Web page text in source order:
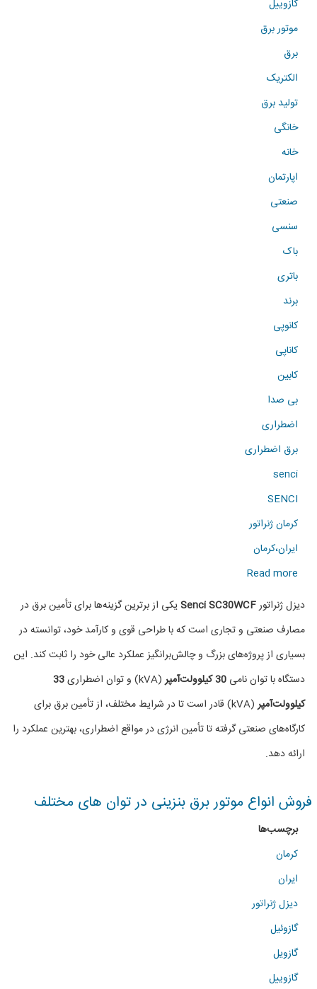
گازوییل
موتور برق
برق
الکتریک
تولید برق
خانگی
خانه
اپارتمان
صنعتی
سنسی
باک
باتری
برند
کانوپی
کاناپی
کابین
بی صدا
اضطراری
برق اضطراری
senci
SENCI
کرمان ژنراتور
ایران،کرمان
Read more
about
دیزل
ژنراتور
Senci
مدل
SC30WCF
با
دیزل ژنراتورSenci SC30WCFیکی از برترین گزینه‌ها برای تأمین برق در
مصارف صنعتی و تجاری است که با طراحی قوی و کارآمد خود، توانسته در
بسیاری از پروژه‌های بزرگ و چالش‌برانگیز عملکرد عالی خود را ثابت کند. این
دستگاه با توان نامی 30 کیلوولت‌آمپر (kVA) و توان اضطراری
33
کیلوولت‌آمپر
(kVA) قادر است تا در شرایط مختلف، از تأمین برق برای
کارگاه‌های صنعتی گرفته تا تأمین انرژی در مواقع اضطراری، بهترین عملکرد را
ارائه دهد.
فروش انواع موتور برق بنزینی در توان های مختلف
برچسب‌ها
کرمان
ایران
دیزل ژنراتور
گازوئیل
گازویل
گازوییل